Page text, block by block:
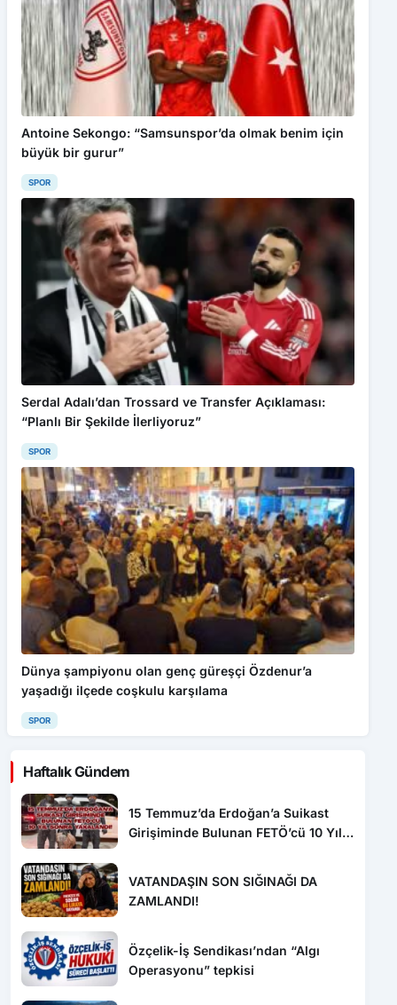
Antoine Sekongo: “Samsunspor’da olmak benim için
büyük bir gurur”
SPOR
Serdal Adalı’dan Trossard ve Transfer Açıklaması:
“Planlı Bir Şekilde İlerliyoruz”
SPOR
Dünya şampiyonu olan genç güreşçi Özdenur’a
yaşadığı ilçede coşkulu karşılama
SPOR
Haftalık Gündem
15 Temmuz’da Erdoğan’a Suikast
Girişiminde Bulunan FETÖ’cü 10 Yıl
VATANDAŞIN SON SIĞINAĞI DA
ZAMLANDI!
Özçelik-İş Sendikası’ndan “Algı
Operasyonu” tepkisi